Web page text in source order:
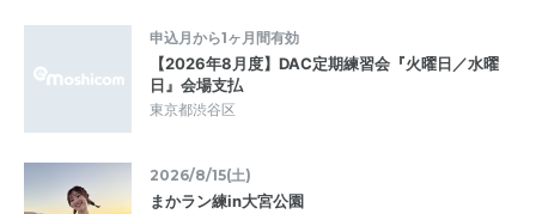
申込月から1ヶ月間有効
【2026年8月度】DAC定期練習会『火曜日／水曜
日』会場支払
東京都渋谷区
2026/8/15(土)
まかラン練in大宮公園